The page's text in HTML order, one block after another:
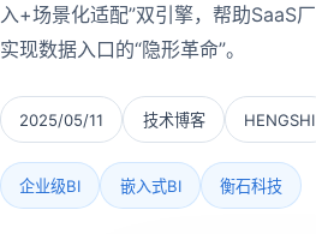
入+场景化适配”双引擎，帮助SaaS
实现数据入口的“隐形革命”。
2025/05/11 技术博客 HENGSHI
企业级BI 嵌入式BI 衡石科技